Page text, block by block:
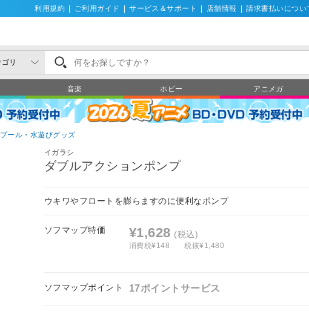
利用規約 ご利用ガイド サービス＆サポート 店舗情報 請求書払いについ
音楽 ホビー アニメガ
プール・水遊びグッズ
イガラシ
ダブルアクションポンプ
ウキワやフロートを膨らますのに便利なポンプ
ソフマップ特価 ¥1,628 (税込)
消費税¥148 税抜¥1,480
ソフマップポイント 17ポイントサービス